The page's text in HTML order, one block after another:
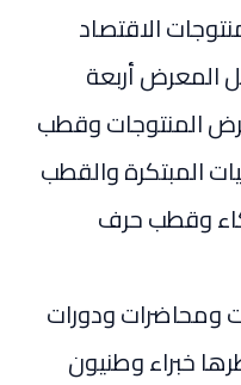
الاقتصاد
المعرض أربعة
المنتوجات وقطب
المبتكرة والقطب
وقطب حرف
ومحاضرات ودورات
خبراء وطنيون